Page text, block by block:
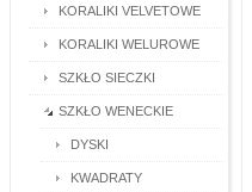
KORALIKI VELVETOWE
KORALIKI WELUROWE
SZKŁO SIECZKI
SZKŁO WENECKIE
DYSKI
KWADRATY